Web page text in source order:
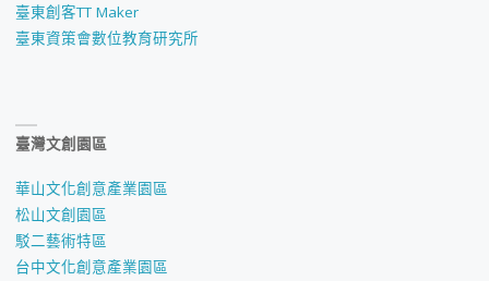
臺東創客TT Maker
臺東資策會數位教育研究所
臺灣文創園區
華山文化創意產業園區
松山文創園區
駁二藝術特區
台中文化創意產業園區